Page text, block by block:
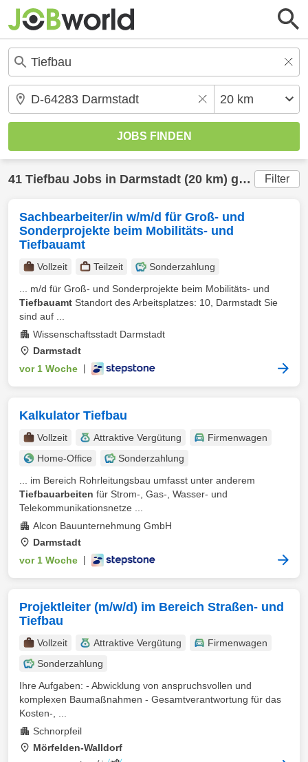
41 Tiefbau Jobs in Darmstadt (20 km) gefunden Filter
Sachbearbeiter/in w/m/d für Groß- und
Sonderprojekte beim Mobilitäts- und
Tiefbauamt
Vollzeit Teilzeit
Sonderzahlung
... m/d für Groß- und Sonderprojekte beim Mobilitäts- und
Tiefbauamt Standort des Arbeitsplatzes: 10, Darmstadt Sie
sind auf ...
Wissenschaftsstadt Darmstadt
Darmstadt
vor 1 Woche
Kalkulator Tiefbau
Vollzeit Attraktive Vergütung
Firmenwagen
Home-Office
Sonderzahlung
... im Bereich Rohrleitungsbau umfasst unter anderem
Tiefbauarbeiten für Strom-, Gas-, Wasser- und
Telekommunikationsnetze ...
Alcon Bauunternehmung GmbH
Darmstadt
vor 1 Woche
Projektleiter (m/w/d) im Bereich Straßen- und
Tiefbau
Vollzeit Attraktive Vergütung
Firmenwagen
Sonderzahlung
Ihre Aufgaben: - Abwicklung von anspruchsvollen und
komplexen Baumaßnahmen - Gesamtverantwortung für das
Kosten-, ...
Schnorpfeil
Mörfelden-Walldorf